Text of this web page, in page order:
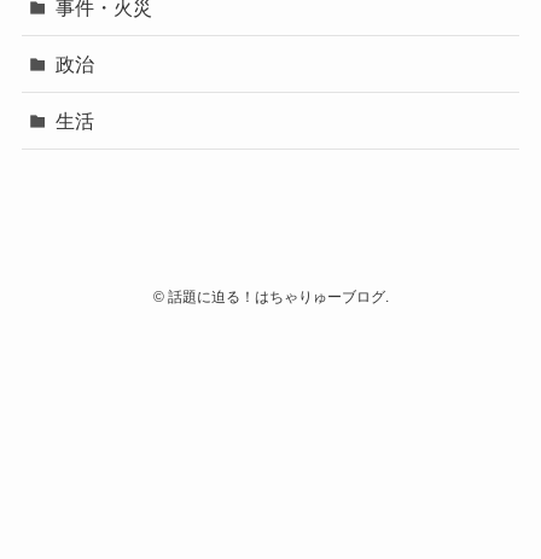
事件・火災
政治
生活
©話題に迫る！はちゃりゅーブログ.